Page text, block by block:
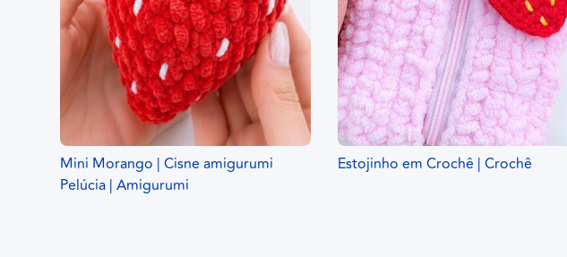
Mini Morango | Cisne amigurumi
Pelúcia | Amigurumi
Estojinho em Crochê | Crochê